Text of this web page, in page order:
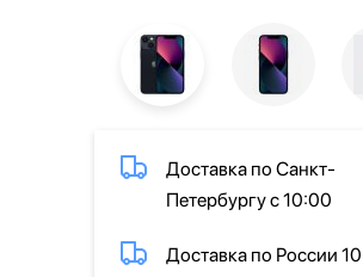
Доставка по Санкт-
Петербургу с 10:00
Доставка по России 10